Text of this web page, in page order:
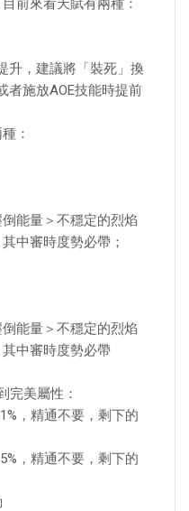
前來看天賦有兩種：
升，建議將「裝死」換
者施放AOE技能時提前
：
能量＞不穩定的烈焰
中審時度勢必帶；
能量＞不穩定的烈焰
中審時度勢必帶
完美屬性：
，精通不要，剩下的
，精通不要，剩下的